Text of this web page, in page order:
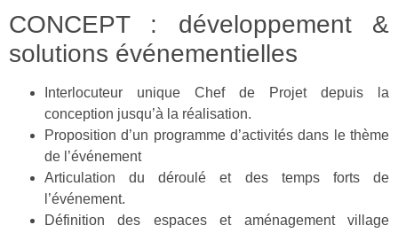
CONCEPT : développement &
solutions événementielles
Interlocuteur unique Chef de Projet depuis la
conception jusqu’à la réalisation.
Proposition d’un programme d’activités dans le thème
de l’événement
Articulation du déroulé et des temps forts de
l’événement.
Définition des espaces et aménagement village